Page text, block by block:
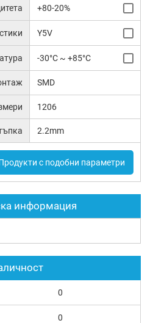
+80-20%
Y5V
-30°C ~ +85°C
SMD
1206
2.2mm
с подобни параметри
информация
0
0